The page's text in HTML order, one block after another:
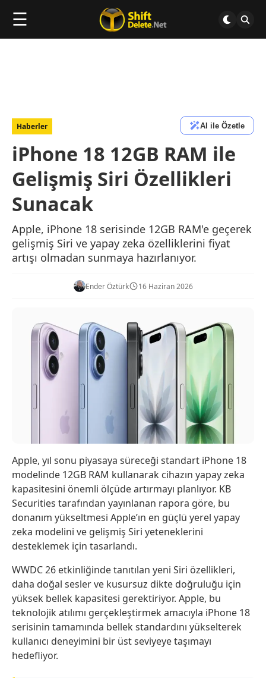
☰
Haberler AI ile Özetle
iPhone 18 12GB RAM ile
Gelişmiş Siri Özellikleri
Sunacak
Apple, iPhone 18 serisinde 12GB RAM'e geçerek
gelişmiş Siri ve yapay zeka özelliklerini fiyat
artışı olmadan sunmaya hazırlanıyor.
Ender Öztürk 16 Haziran 2026
Apple, yıl sonu piyasaya süreceği standart iPhone 18
modelinde 12GB RAM kullanarak cihazın yapay zeka
kapasitesini önemli ölçüde artırmayı planlıyor. KB
Securities tarafından yayınlanan rapora göre, bu
donanım yükseltmesi Apple’ın en güçlü yerel yapay
zeka modelini ve gelişmiş Siri yeteneklerini
desteklemek için tasarlandı.
WWDC 26 etkinliğinde tanıtılan yeni Siri özellikleri,
daha doğal sesler ve kusursuz dikte doğruluğu için
yüksek bellek kapasitesi gerektiriyor. Apple, bu
teknolojik atılımı gerçekleştirmek amacıyla iPhone 18
serisinin tamamında bellek standardını yükselterek
kullanıcı deneyimini bir üst seviyeye taşımayı
hedefliyor.